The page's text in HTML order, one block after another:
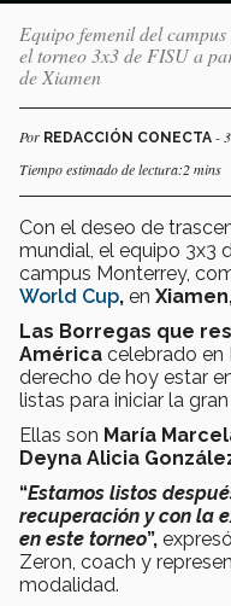
Equipo femenil del
el torneo 3x3 de FISU a
de Xiamen
Por REDACCIÓN CONECTA -
Tiempo estimado de lectura:2 mins
Con el deseo de
mundial, el equipo 3x3
campus Monterrey,
World Cup, en
Las Borregas que
América celebrado en
derecho de hoy estar
listas para iniciar la
Ellas son María
Deyna Alicia
“Estamos listos
recuperación y con la
en este torneo”,
Zeron, coach y
modalidad.